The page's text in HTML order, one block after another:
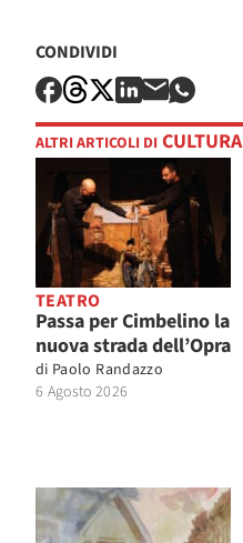
CONDIVIDI
ALTRI ARTICOLI DI CULTURA
TEATRO
Passa per Cimbelino la
nuova strada dell’Opra
di Paolo Randazzo
6 Agosto 2026